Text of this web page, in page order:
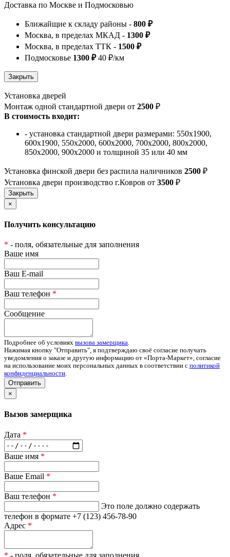
Доставка по Москве и Подмосковью
Ближайщие к складу районы - 800 ₽
Москва, в пределах МКАД - 1300 ₽
Москва, в пределах ТТК - 1500 ₽
Подмосковье 1300 ₽40 ₽/км
Установка дверей
Монтаж одной стандартной двери от 2500 ₽
В стоимость входит:
- установка стандартной двери размерами: 550х1900,
600х1900, 550х2000, 600х2000, 700х2000, 800х2000,
850х2000, 900х2000 и толщиной 35 или 40 мм
Установка финской двери без распила наличников 2500 ₽
Установка двери производство г.Ковров от 3500 ₽
×
Получить консультацию
* - поля, обязательные для заполнения
Ваше имя
Ваш E-mail
Ваш телефон *
Сообщение
Подробнее об условиях вызова замерщика.
Нажимая кнопку "Отправить", я подтверждаю своё согласие получать
уведомления о заказе и другую информацию от «Порта-Маркет», согласие
на использование моих персональных данных в соответствии с политикой
конфиденциальности.
Отправить
×
Вызов замерщика
Дата *
Ваше имя *
Ваше Email *
Ваш телефон *
Это поле должно содержать
телефон в формате +7 (123) 456-78-90
Адрес *
* - поля, обязательные для заполнения